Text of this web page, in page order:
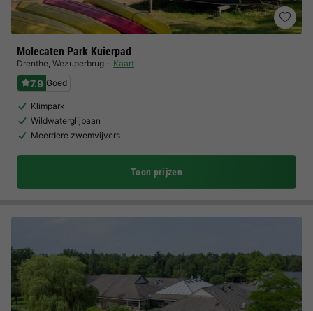
Molecaten Park Kuierpad
Drenthe, Wezuperbrug Kaart
7.9 Goed
Klimpark
Wildwaterglijbaan
Meerdere zwemvijvers
Toon prijzen